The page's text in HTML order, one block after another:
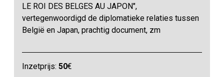
LE ROI DES BELGES AU JAPON",
vertegenwoordigd de diplomatieke relaties tussen
België en Japan, prachtig document, zm
Inzetprijs:50€